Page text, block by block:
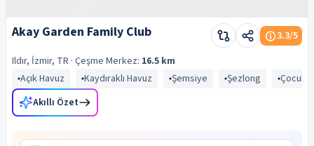
Akay Garden Family Club 3.3/5
Ildır, İzmir, TR · Çeşme Merkez: 16.5 km
Açık Havuz
Kaydıraklı Havuz Şemsiye Şezlong
Çocuk
Akıllı Özet